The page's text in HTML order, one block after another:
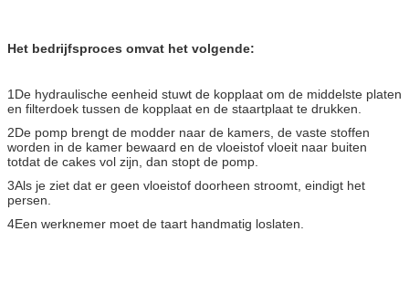
Het bedrijfsproces omvat het volgende:
1De hydraulische eenheid stuwt de kopplaat om de middelste platen
en filterdoek tussen de kopplaat en de staartplaat te drukken.
2De pomp brengt de modder naar de kamers, de vaste stoffen
worden in de kamer bewaard en de vloeistof vloeit naar buiten
totdat de cakes vol zijn, dan stopt de pomp.
3Als je ziet dat er geen vloeistof doorheen stroomt, eindigt het
persen.
4Een werknemer moet de taart handmatig loslaten.